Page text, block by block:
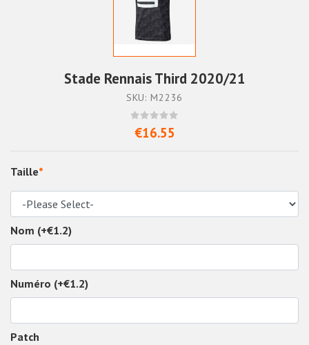
Stade Rennais Third 2020/21
SKU: M2236
€16.55
Taille*
Nom (+€1.2)
Numéro (+€1.2)
Patch